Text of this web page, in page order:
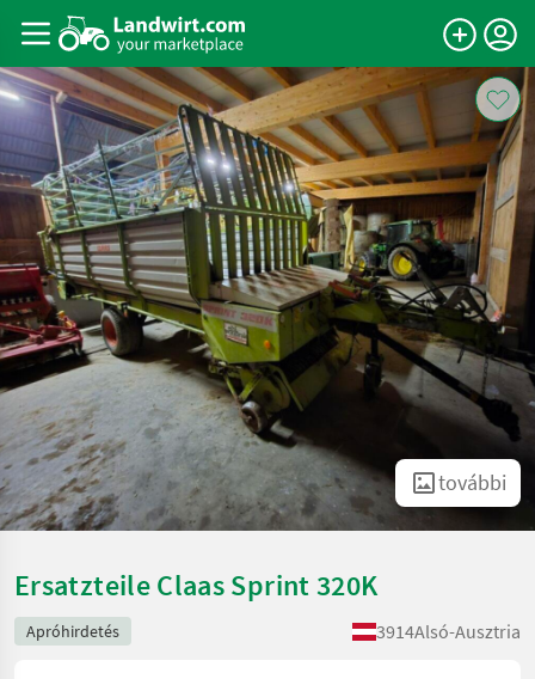
további
Ersatzteile Claas Sprint 320K
Apróhirdetés 3914Alsó-Ausztria